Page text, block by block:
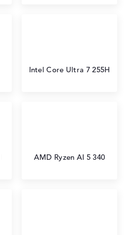
Intel Core Ultra 7 255H
AMD Ryzen AI 5 340